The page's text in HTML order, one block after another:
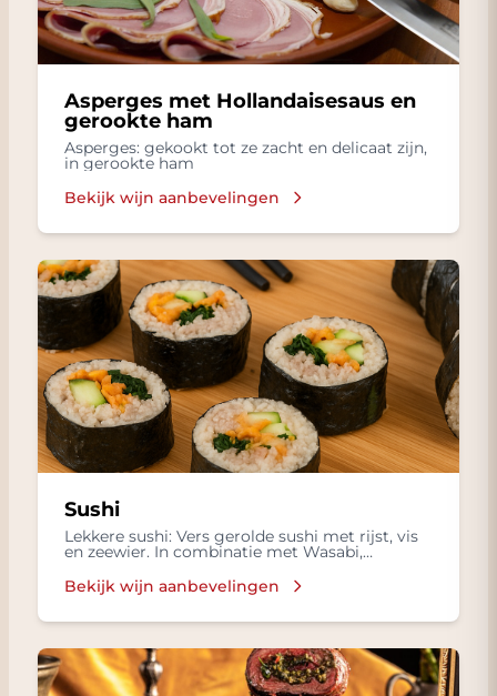
Asperges met Hollandaisesaus en
gerookte ham
Asperges: gekookt tot ze zacht en delicaat zijn,
in gerookte ham
Bekijk wijn aanbevelingen
Sushi
Lekkere sushi: Vers gerolde sushi met rijst, vis
en zeewier. In combinatie met Wasabi,
Bekijk wijn aanbevelingen